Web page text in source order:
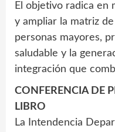
El objetivo radica en
y ampliar la matriz
personas mayores,
saludable y la
integración que
CONFERENCIA DE
LIBRO
La Intendencia